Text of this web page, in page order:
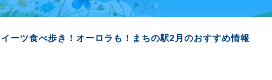
ーツ食べ歩き！オーロラも！まちの駅2月のおすすめ情報